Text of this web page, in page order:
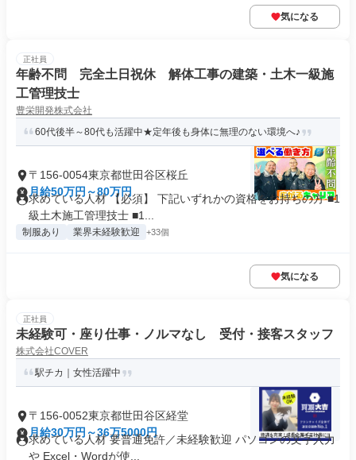
気になる
正社員
年齢不問 完全土日祝休 解体工事の建築・土木一級施
工管理技士
豊栄開発株式会社
60代後半～80代も活躍中★定年後も身体に無理のない環境へ♪
〒156-0054東京都世田谷区桜丘
月給50万円～80万円
求めている人材 【必須】 下記いずれかの資格をお持ちの方 ■1
級土木施工管理技士 ■1...
制服あり 業界未経験歓迎 +33個
気になる
正社員
未経験可・座り仕事・ノルマなし 受付・接客スタッフ
株式会社COVER
駅チカ｜女性活躍中
〒156-0052東京都世田谷区経堂
月給30万円～36万5000円
求めている人材 要普通免許／未経験歓迎 パソコンの文字入力
や Excel・Wordが使...